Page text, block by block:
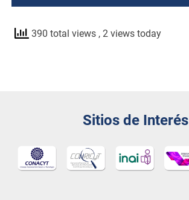
390 total views , 2 views today
Sitios de Interés